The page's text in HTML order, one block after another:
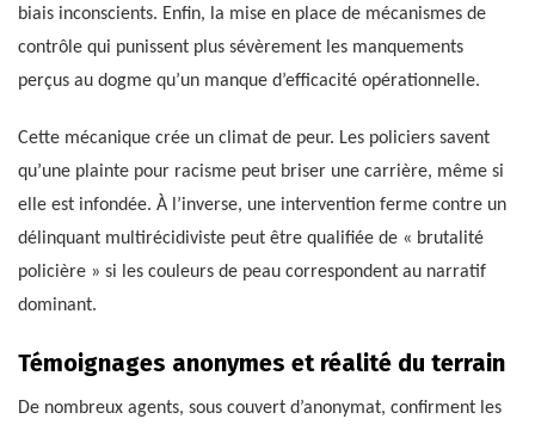
biais inconscients. Enfin, la mise en place de mécanismes de
contrôle qui punissent plus sévèrement les manquements
perçus au dogme qu’un manque d’efficacité opérationnelle.
Cette mécanique crée un climat de peur. Les policiers savent
qu’une plainte pour racisme peut briser une carrière, même si
elle est infondée. À l’inverse, une intervention ferme contre un
délinquant multirécidiviste peut être qualifiée de « brutalité
policière » si les couleurs de peau correspondent au narratif
dominant.
Témoignages anonymes et réalité du terrain
De nombreux agents, sous couvert d’anonymat, confirment les